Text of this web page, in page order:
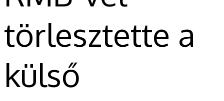
törlesztette a
külső